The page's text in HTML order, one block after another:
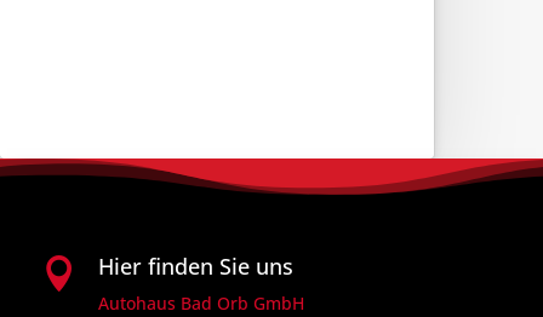
 Hier finden Sie uns
Autohaus Bad Orb GmbH